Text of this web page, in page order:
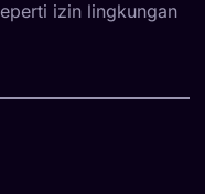
izin lingkungan